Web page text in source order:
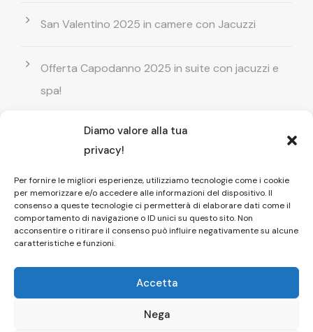
Diamo valore alla tua
privacy!
Per fornire le migliori esperienze, utilizziamo tecnologie come i cookie
per memorizzare e/o accedere alle informazioni del dispositivo. Il
consenso a queste tecnologie ci permetterà di elaborare dati come il
comportamento di navigazione o ID unici su questo sito. Non
acconsentire o ritirare il consenso può influire negativamente su alcune
caratteristiche e funzioni.
Accetta
Nega
San Valentino 2025 in camere con Jacuzzi
Offerta Capodanno 2025 in suite con jacuzzi e
spa!
Offerta Natale in camera con vasca
idromassaggio ! Prenota il tuo relax esclusivo
Entrata GRATUITA in Piscina esterna! Il tuo relax
di coppia
Copyright © 2026 Affittacamere Il Fauno